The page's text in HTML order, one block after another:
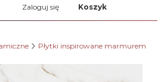
Zaloguj się Koszyk
Płytki inspirowane marmurem